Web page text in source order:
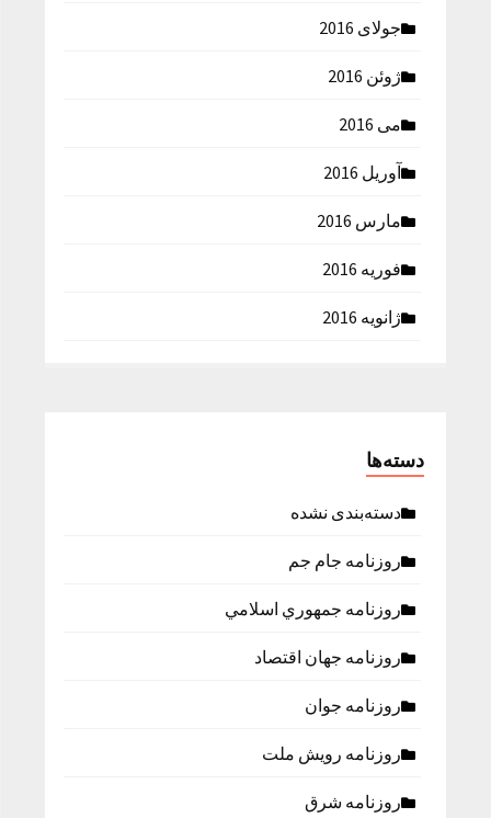
جولای 2016
ژوئن 2016
می 2016
آوریل 2016
مارس 2016
فوریه 2016
ژانویه 2016
دسته‌ها
دسته‌بندی نشده
روزنامه جام جم
روزنامه جمهوري اسلامي
روزنامه جهان اقتصاد
روزنامه جوان
روزنامه رویش ملت
روزنامه شرق